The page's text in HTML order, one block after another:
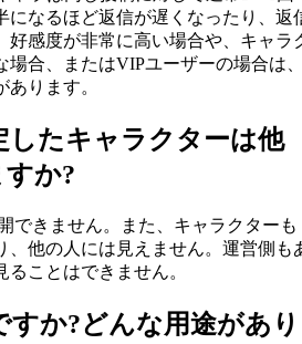
になるほど返信が遅くなったり、返
好感度が非常に高い場合や、キャラ
場合、またはVIPユーザーの場合は
ります。
したキャラクターは他
か?
できません。また、キャラクターも
、他の人には見えません。運営側も
ことはできません。
すか?どんな用途があり